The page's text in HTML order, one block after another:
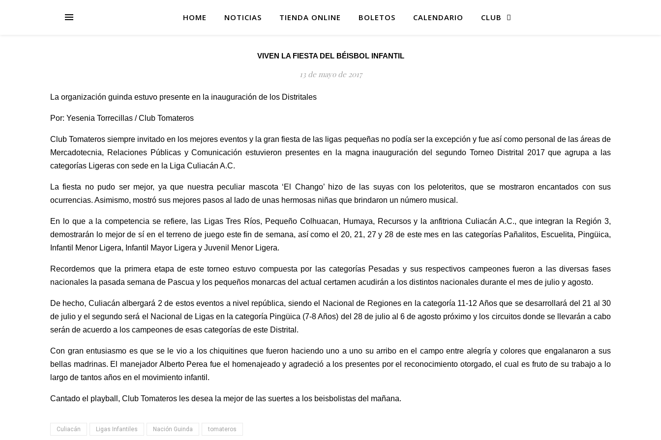
HOME NOTICIAS TIENDA ONLINE BOLETOS CALENDARIO CLUB
VIVEN LA FIESTA DEL BÉISBOL INFANTIL
13 de mayo de 2017
La organización guinda estuvo presente en la inauguración de los Distritales
Por: Yesenia Torrecillas / Club Tomateros
Club Tomateros siempre invitado en los mejores eventos y la gran fiesta de las ligas pequeñas no podía ser la excepción y fue así como personal de las áreas de
Mercadotecnia, Relaciones Públicas y Comunicación estuvieron presentes en la magna inauguración del segundo Torneo Distrital 2017 que agrupa a las
categorías Ligeras con sede en la Liga Culiacán A.C.
La fiesta no pudo ser mejor, ya que nuestra peculiar mascota ‘El Chango’ hizo de las suyas con los peloteritos, que se mostraron encantados con sus
ocurrencias. Asimismo, mostró sus mejores pasos al lado de unas hermosas niñas que brindaron un número musical.
En lo que a la competencia se refiere, las Ligas Tres Ríos, Pequeño Colhuacan, Humaya, Recursos y la anfitriona Culiacán A.C., que integran la Región 3,
demostrarán lo mejor de sí en el terreno de juego este fin de semana, así como el 20, 21, 27 y 28 de este mes en las categorías Pañalitos, Escuelita, Pingüica,
Infantil Menor Ligera, Infantil Mayor Ligera y Juvenil Menor Ligera.
Recordemos que la primera etapa de este torneo estuvo compuesta por las categorías Pesadas y sus respectivos campeones fueron a las diversas fases
nacionales la pasada semana de Pascua y los pequeños monarcas del actual certamen acudirán a los distintos nacionales durante el mes de julio y agosto.
De hecho, Culiacán albergará 2 de estos eventos a nivel república, siendo el Nacional de Regiones en la categoría 11-12 Años que se desarrollará del 21 al 30
de julio y el segundo será el Nacional de Ligas en la categoría Pingüica (7-8 Años) del 28 de julio al 6 de agosto próximo y los circuitos donde se llevarán a cabo
serán de acuerdo a los campeones de esas categorías de este Distrital.
Con gran entusiasmo es que se le vio a los chiquitines que fueron haciendo uno a uno su arribo en el campo entre alegría y colores que engalanaron a sus
bellas madrinas. El manejador Alberto Perea fue el homenajeado y agradeció a los presentes por el reconocimiento otorgado, el cual es fruto de su trabajo a lo
largo de tantos años en el movimiento infantil.
Cantado el playball, Club Tomateros les desea la mejor de las suertes a los beisbolistas del mañana.
Culiacán Ligas Infantiles Nación Guinda tomateros